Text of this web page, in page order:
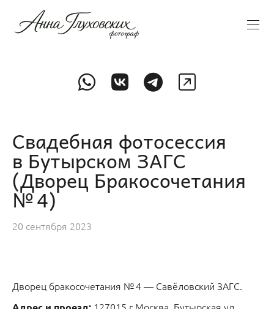
Свадебная фотосессия
в Бутырском ЗАГС
(Дворец Бракосочетания
№ 4)
20 сентября 2023
Дворец бракосочетания № 4 — Савёловский ЗАГС.